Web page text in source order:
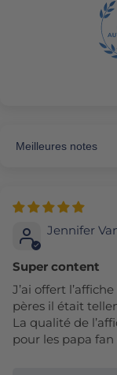
Sort by
Jennifer
Super content
J’ai offert
pères il était
La qualité de
pour les papa fan